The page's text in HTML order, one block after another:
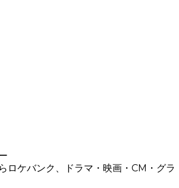
ロケバンク、ドラマ・映画・CM・グラ